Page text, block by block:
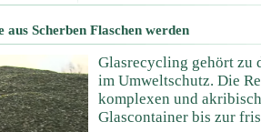
aus Scherben Flaschen werden
Glasrecycling gehört zu
im Umweltschutz. Die
komplexen und
Glascontainer bis zur